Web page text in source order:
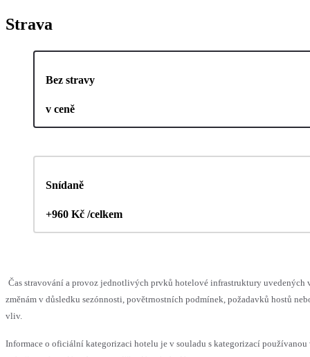
Strava
Bez stravy
v ceně
Snídaně
+960 Kč /celkem
Čas stravování a provoz jednotlivých prvků hotelové infrastruktury uvedených
změnám v důsledku sezónnosti, povětrnostních podmínek, požadavků hostů
vliv.
Informace o oficiální kategorizaci hotelu je v souladu s kategorizací používanou